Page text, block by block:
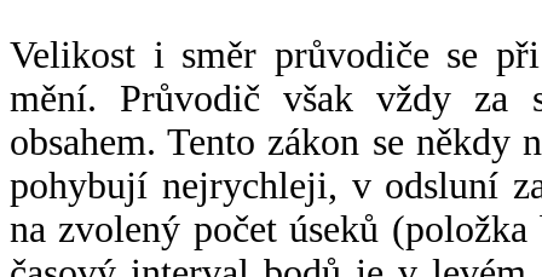
Velikost i směr průvodiče se
mění. Průvodič však vždy za
obsahem. Tento zákon se někdy
pohybují nejrychleji, v odsluní
na zvolený počet úseků